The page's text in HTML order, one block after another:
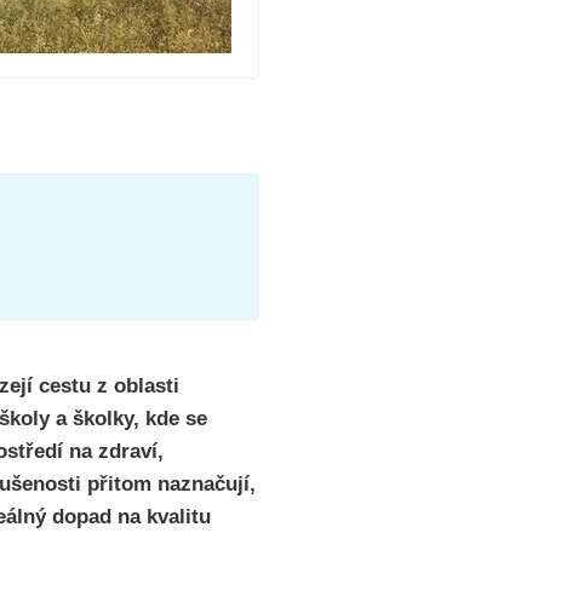
cestu z oblasti
a školky, kde se
na zdraví,
přitom naznačují,
dopad na kvalitu